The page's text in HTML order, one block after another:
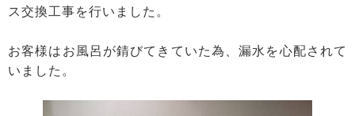
ス交換工事を行いました。
お客様はお風呂が錆びてきていた為、漏水を心配されて
いました。